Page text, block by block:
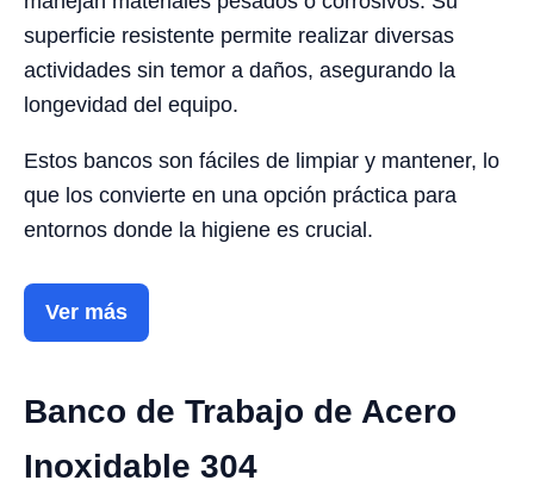
superficie resistente permite realizar diversas
actividades sin temor a daños, asegurando la
longevidad del equipo.
Estos bancos son fáciles de limpiar y mantener, lo
que los convierte en una opción práctica para
entornos donde la higiene es crucial.
Ver más
Banco de Trabajo de Acero
Inoxidable 304